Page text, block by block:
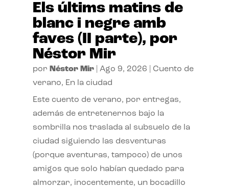
Els últims matins de
blanc i negre amb
faves (II parte), por
Néstor Mir
por Néstor Mir| Ago 9, 2026
Cuento de
verano, En la ciudad
Este cuento de verano, por entregas,
además de entretenernos bajo la
sombrilla nos traslada al subsuelo de la
ciudad siguiendo las desventuras
(porque aventuras, tampoco) de unos
amigos que solo habían quedado para
almorzar, inocentemente, un bocadillo